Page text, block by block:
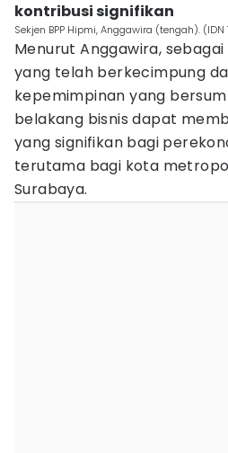
kontribusi signifikan
Sekjen BPP Hipmi, Anggawira (tengah).
Menurut Anggawira,
yang telah berkecimpung
kepemimpinan yang
belakang bisnis dapat
yang signifikan bagi
terutama bagi kota
Surabaya.